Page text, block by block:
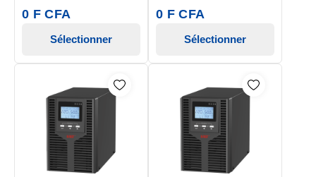
0 F CFA
Sélectionner
0 F CFA
Sélectionner